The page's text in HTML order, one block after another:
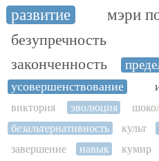
развитие мэри
безупречность
законченность
усовершенствование
виктория
эволюция
безальтернативность
культ
завершение
навык кумир